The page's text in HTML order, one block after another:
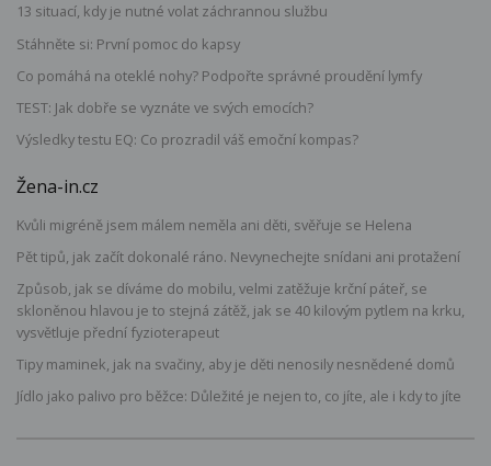
13 situací, kdy je nutné volat záchrannou službu
Stáhněte si: První pomoc do kapsy
Co pomáhá na oteklé nohy? Podpořte správné proudění lymfy
TEST: Jak dobře se vyznáte ve svých emocích?
Výsledky testu EQ: Co prozradil váš emoční kompas?
Žena-in.cz
Kvůli migréně jsem málem neměla ani děti, svěřuje se Helena
Pět tipů, jak začít dokonalé ráno. Nevynechejte snídani ani protažení
Způsob, jak se díváme do mobilu, velmi zatěžuje krční páteř, se
skloněnou hlavou je to stejná zátěž, jak se 40 kilovým pytlem na krku,
vysvětluje přední fyzioterapeut
Tipy maminek, jak na svačiny, aby je děti nenosily nesnědené domů
Jídlo jako palivo pro běžce: Důležité je nejen to, co jíte, ale i kdy to jíte